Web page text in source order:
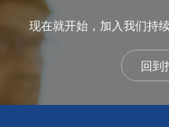
现在就开始，加入我们持
回到